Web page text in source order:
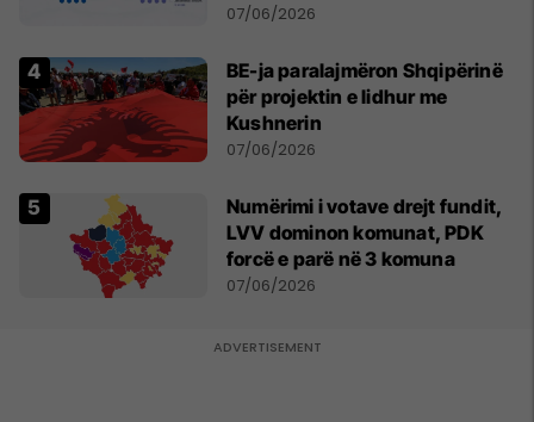
07/06/2026
BE-ja paralajmëron Shqipërinë
për projektin e lidhur me
Kushnerin
07/06/2026
Numërimi i votave drejt fundit,
LVV dominon komunat, PDK
forcë e parë në 3 komuna
07/06/2026